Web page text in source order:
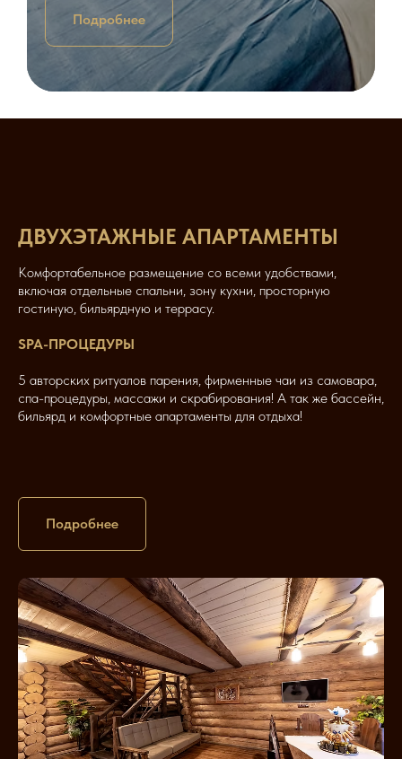
Подробнее
ДВУХЭТАЖНЫЕ АПАРТАМЕНТЫ
Комфортабельное размещение со всеми удобствами,
включая отдельные спальни, зону кухни, просторную
гостиную, бильярдную и террасу.
SPA-ПРОЦЕДУРЫ
5 авторских ритуалов парения, фирменные чаи из самовара,
спа-процедуры, массажи и скрабирования! А так же бассейн,
бильярд и комфортные апартаменты для отдыха!
Подробнее